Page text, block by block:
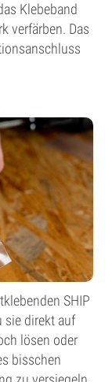
Klebeband
verfärben. Das
SHIP
sie direkt auf
lösen oder
bisschen